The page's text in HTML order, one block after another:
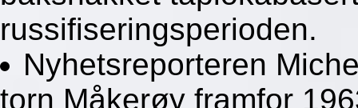
russifiseringsperioden.
Nyhetsreporteren
torn Måkerøy framfor